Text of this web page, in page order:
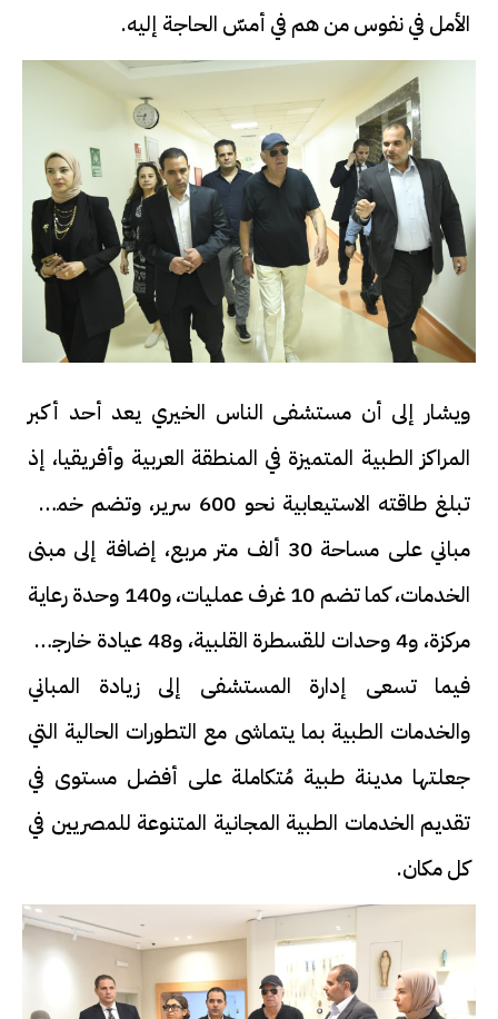
الأمل في نفوس من هم في أمسّ الحاجة إليه.
ويشار إلى أن مستشفى الناس الخيري يعد أحد أكبر
المراكز الطبية المتميزة في المنطقة العربية وأفريقيا، إذ
تبلغ طاقته الاستيعابية نحو 600 سرير، وتضم خمسة
مباني على مساحة 30 ألف متر مربع، إضافة إلى مبنى
الخدمات، كما تضم 10 غرف عمليات، و140 وحدة رعاية
مركزة، و4 وحدات للقسطرة القلبية، و48 عيادة خارجية،
فيما تسعى إدارة المستشفى إلى زيادة المباني
والخدمات الطبية بما يتماشى مع التطورات الحالية التي
جعلتها مدينة طبية مُتكاملة على أفضل مستوى في
تقديم الخدمات الطبية المجانية المتنوعة للمصريين في
كل مكان.